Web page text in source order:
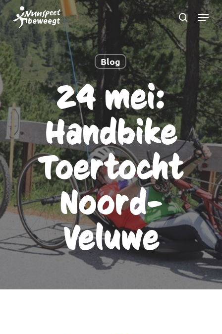
Ga
naar
hoofdinhoud
zoeken
Menu
Blog
24 mei:
Handbike
Toertocht
Noord-
Veluwe
Menu